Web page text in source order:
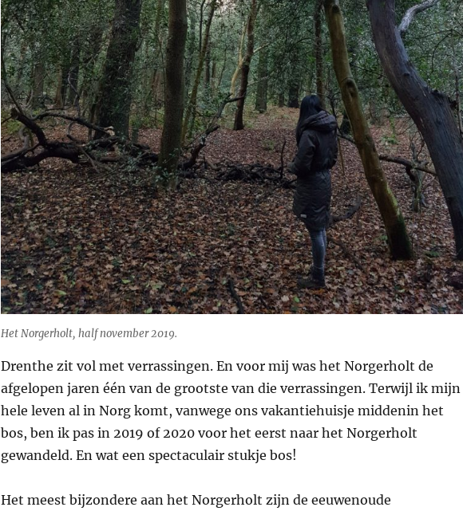
Het Norgerholt, half november 2019.
Drenthe zit vol met verrassingen. En voor mij was het Norgerholt de
afgelopen jaren één van de grootste van die verrassingen. Terwijl ik mijn
hele leven al in Norg komt, vanwege ons vakantiehuisje middenin het
bos, ben ik pas in 2019 of 2020 voor het eerst naar het Norgerholt
gewandeld. En wat een spectaculair stukje bos!
Het meest bijzondere aan het Norgerholt zijn de eeuwenoude